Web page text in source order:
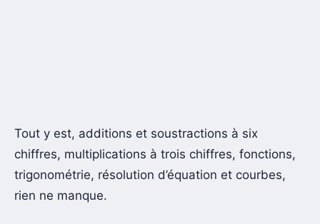
Tout y est, additions et soustractions à six
chiffres, multiplications à trois chiffres, fonctions,
trigonométrie, résolution d’équation et courbes,
rien ne manque.